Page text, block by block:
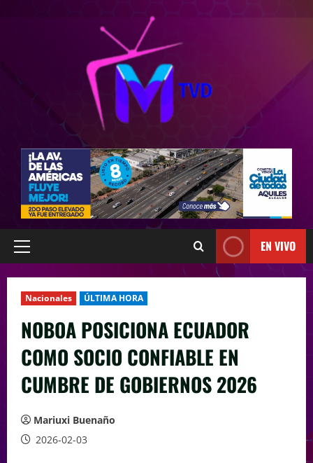
EN VIVO
Nacionales ÚLTIMA HORA
NOBOA POSICIONA ECUADOR
COMO SOCIO CONFIABLE EN
CUMBRE DE GOBIERNOS 2026
Mariuxi Buenaño
2026-02-03